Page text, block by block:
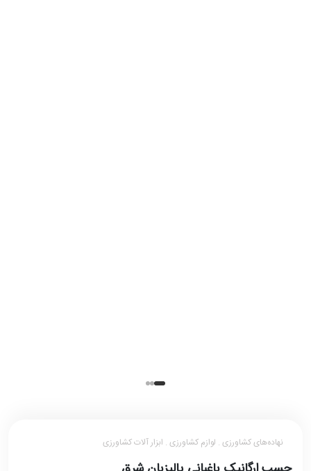
نهاده‌های کشاورزی . لوازم کشاورزی . ابزار آلات کشاورزی